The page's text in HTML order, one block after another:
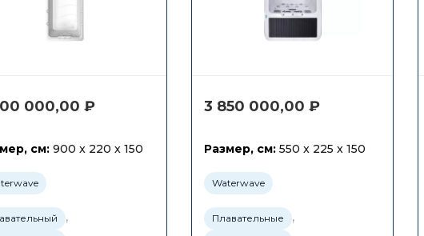
000,00 ₽
см:900 x 220 x 150
,
3 850 000,00 ₽
Размер, см:550 x 225 x 150
Waterwave
Плавательные ,